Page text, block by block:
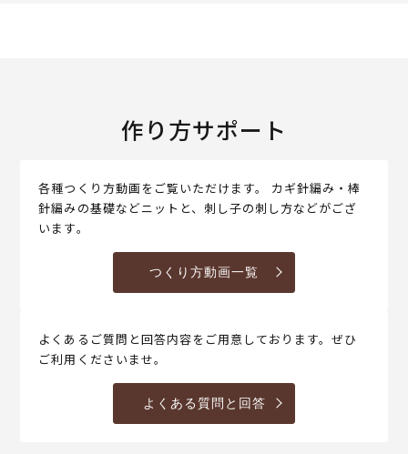
作り方サポート
各種つくり方動画をご覧いただけます。 カギ針編み・棒
針編みの基礎などニットと、刺し子の刺し方などがござ
います。
つくり方動画一覧
よくあるご質問と回答内容をご用意しております。ぜひ
ご利用くださいませ。
よくある質問と回答